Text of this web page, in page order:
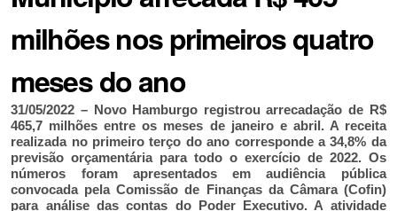
milhões nos primeiros quatro
meses do ano
31/05/2022 – Novo Hamburgo registrou arrecadação de R$
465,7 milhões entre os meses de janeiro e abril. A receita
realizada no primeiro terço do ano corresponde a 34,8% da
previsão orçamentária para todo o exercício de 2022. Os
números foram apresentados em audiência pública
convocada pela Comissão de Finanças da Câmara (Cofin)
para análise das contas do Poder Executivo. A atividade